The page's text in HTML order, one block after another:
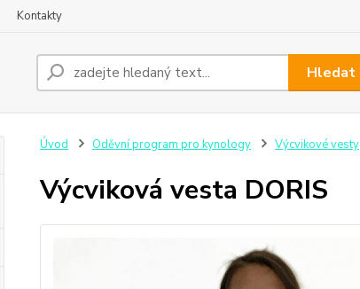
Kontakty
Hledat
Úvod Oděvní program pro kynology Výcvikové vesty
Výcviková vesta DORIS